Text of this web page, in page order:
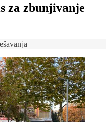
za zbunjivanje